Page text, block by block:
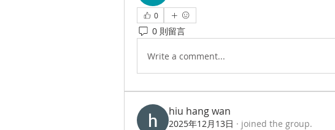
0
0 則留言
Write a comment...
hiu hang wan
2025年12月13日 · joined the group.